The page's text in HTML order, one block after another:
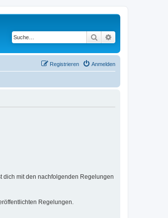
Suche
Anmelden
Registrieren
dich mit den nachfolgenden Regelungen
Regelungen.